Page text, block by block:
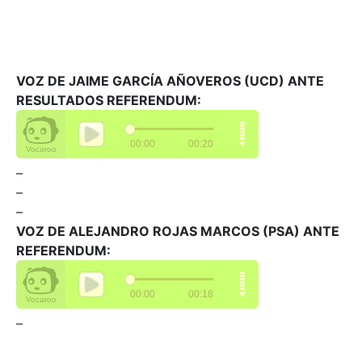
VOZ DE JAIME GARCÍA AÑOVEROS (UCD) ANTE
RESULTADOS REFERENDUM:
–
–
–
VOZ DE ALEJANDRO ROJAS MARCOS (PSA) ANTE
REFERENDUM:
–